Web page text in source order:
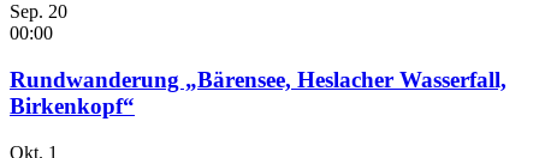
Sep. 20
00:00
Rundwanderung „Bärensee, Heslacher Wasserfall,
Birkenkopf“
Okt. 1